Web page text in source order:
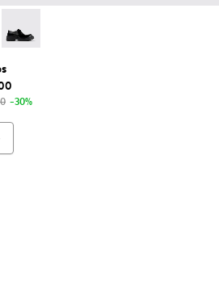
- A500019-007 - 그레이 누벅 레
Vamonos - A500019-001 - 블랙 컬
-30%